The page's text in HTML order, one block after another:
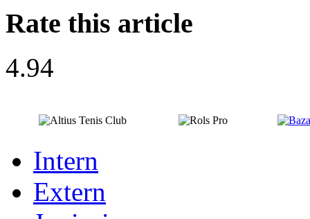
Rate this article
4.94
Intern
Extern